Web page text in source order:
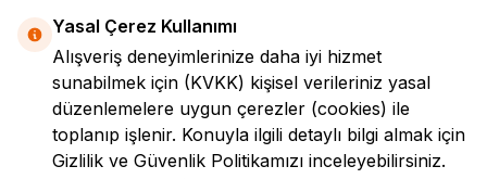
LokmanAVM
Yasal Çerez Kullanımı
Alışveriş deneyimlerinize daha iyi hizmet
sunabilmek için (KVKK) kişisel verileriniz yasal
düzenlemelere uygun çerezler (cookies) ile
toplanıp işlenir. Konuyla ilgili detaylı bilgi almak için
Gizlilik ve Güvenlik Politikamızı inceleyebilirsiniz.